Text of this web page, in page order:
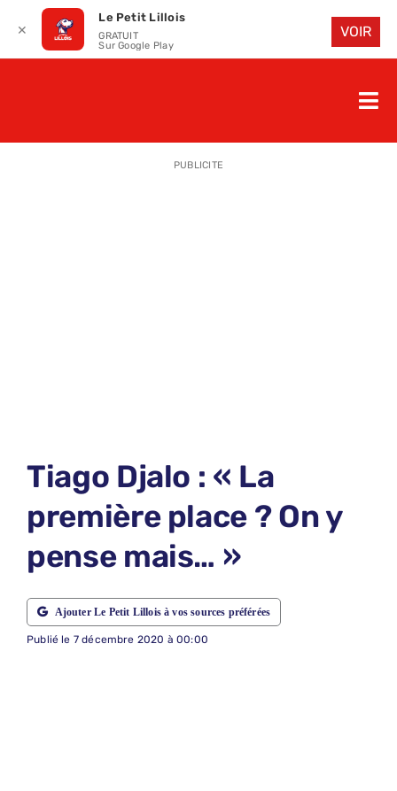
à
NOUS
PUBLICITE
Tiago Djalo : « La
première place ? On y
pense mais… »
Ajouter Le Petit Lillois à vos sources préférées
Publié le 7 décembre 2020 à 00:00
✕
Le Petit Lillois
GRATUIT
Sur Google Play
VOIR